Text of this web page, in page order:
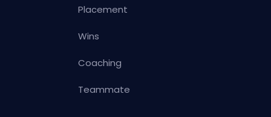
Placement
Wins
Coaching
Teammate